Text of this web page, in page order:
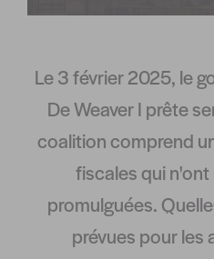
Le 3 février 2025, le
De Weaver I prête
coalition comprend
fiscales qui
promulguées.
prévues pour les